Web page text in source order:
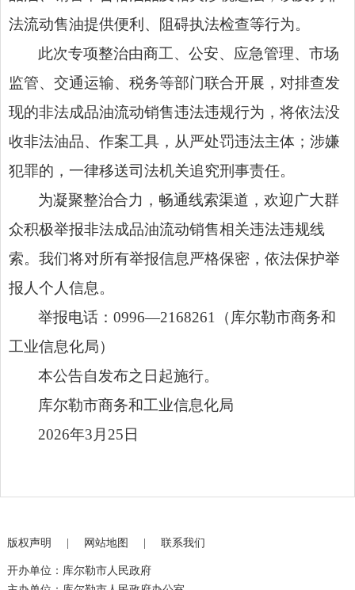
法流动售油提供便利、阻碍执法检查等行为。
此次专项整治由商工、公安、应急管理、市场
监管、交通运输、税务等部门联合开展，对排查发
现的非法成品油流动销售违法违规行为，将依法没
收非法油品、作案工具，从严处罚违法主体；涉嫌
犯罪的，一律移送司法机关追究刑事责任。
为凝聚整治合力，畅通线索渠道，欢迎广大群
众积极举报非法成品油流动销售相关违法违规线
索。我们将对所有举报信息严格保密，依法保护举
报人个人信息。
举报电话：0996—2168261（库尔勒市商务和
工业信息化局）
本公告自发布之日起施行。
库尔勒市商务和工业信息化局
2026年3月25日
版权声明 | 网站地图 | 联系我们
开办单位：库尔勒市人民政府